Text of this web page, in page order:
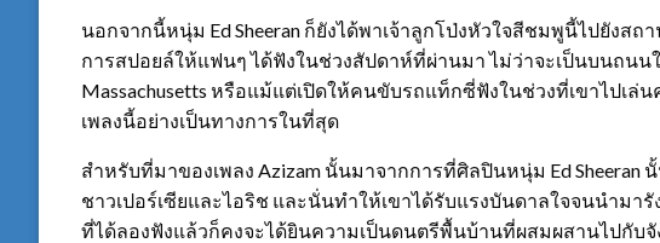
นอกจากนี้หนุ่ม Ed Sheeran ก็ยังได้พาเจ้าลูกโป่งหัวใจสีชมพูนี้ไปยังสถ
การสปอยล์ให้แฟนๆ ได้ฟังในช่วงสัปดาห์ที่ผ่านมา ไม่ว่าจะเป็นบนถนนใ
Massachusetts หรือแม้แต่เปิดให้คนขับรถแท็กซี่ฟังในช่วงที่เขาไปเล่
เพลงนี้อย่างเป็นทางการในที่สุด
สำหรับที่มาของเพลง Azizam นั้นมาจากการที่ศิลปินหนุ่ม Ed
ชาวเปอร์เซียและไอริช และนั่นทำให้เขาได้รับแรงบันดาลใจจนนำมารั
ที่ได้ลองฟังแล้วก็คงจะได้ยินความเป็นดนตรีพื้นบ้านที่ผสมผสานไปกับ